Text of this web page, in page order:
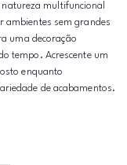
multifuncional
ambientes sem grandes
uma decoração
tempo. Acrescente um
enquanto
de acabamentos.